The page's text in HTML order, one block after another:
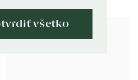
všetko
ZLATO20